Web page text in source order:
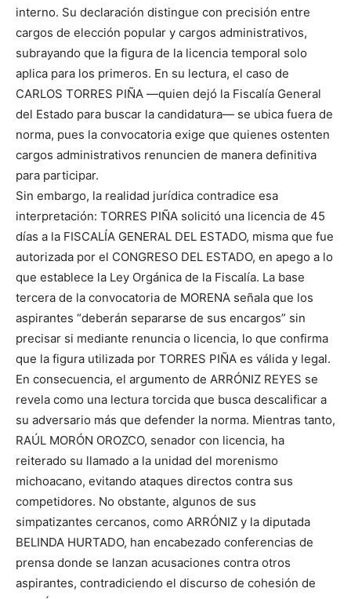
interno. Su declaración distingue con precisión entre
cargos de elección popular y cargos administrativos,
subrayando que la figura de la licencia temporal solo
aplica para los primeros. En su lectura, el caso de
CARLOS TORRES PIÑA —quien dejó la Fiscalía General
del Estado para buscar la candidatura— se ubica fuera de
norma, pues la convocatoria exige que quienes ostenten
cargos administrativos renuncien de manera definitiva
para participar.
Sin embargo, la realidad jurídica contradice esa
interpretación: TORRES PIÑA solicitó una licencia de 45
días a la FISCALÍA GENERAL DEL ESTADO, misma que fue
autorizada por el CONGRESO DEL ESTADO, en apego a lo
que establece la Ley Orgánica de la Fiscalía. La base
tercera de la convocatoria de MORENA señala que los
aspirantes “deberán separarse de sus encargos” sin
precisar si mediante renuncia o licencia, lo que confirma
que la figura utilizada por TORRES PIÑA es válida y legal.
En consecuencia, el argumento de ARRÓNIZ REYES se
revela como una lectura torcida que busca descalificar a
su adversario más que defender la norma. Mientras tanto,
RAÚL MORÓN OROZCO, senador con licencia, ha
reiterado su llamado a la unidad del morenismo
michoacano, evitando ataques directos contra sus
competidores. No obstante, algunos de sus
simpatizantes cercanos, como ARRÓNIZ y la diputada
BELINDA HURTADO, han encabezado conferencias de
prensa donde se lanzan acusaciones contra otros
aspirantes, contradiciendo el discurso de cohesión de